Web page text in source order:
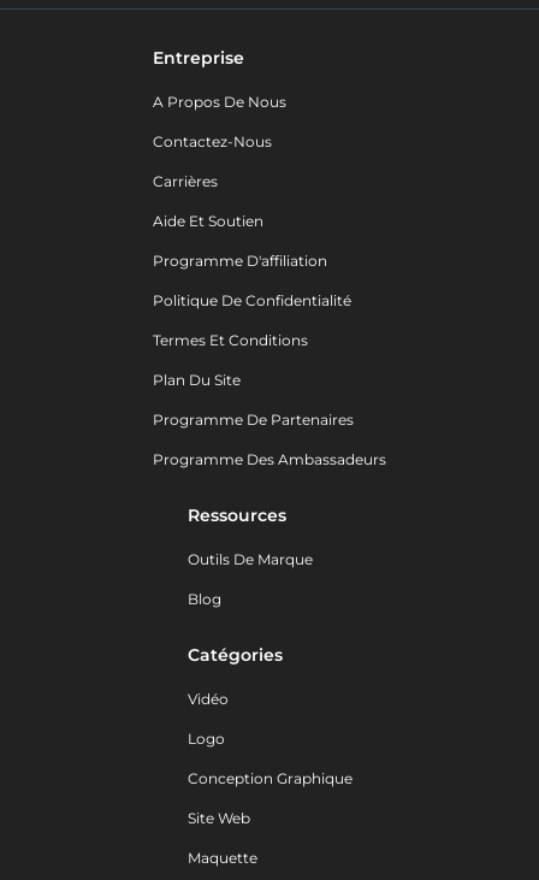
Entreprise
A Propos De Nous
Contactez-Nous
Carrières
Aide Et Soutien
Programme D'affiliation
Politique De Confidentialité
Termes Et Conditions
Plan Du Site
Programme De Partenaires
Programme Des Ambassadeurs
Ressources
Outils De Marque
Blog
Catégories
Vidéo
Logo
Conception Graphique
Site Web
Maquette